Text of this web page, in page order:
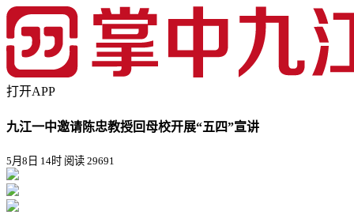
打开APP
九江一中邀请陈忠教授回母校开展“五四”宣讲
5月8日 14时 阅读 29691